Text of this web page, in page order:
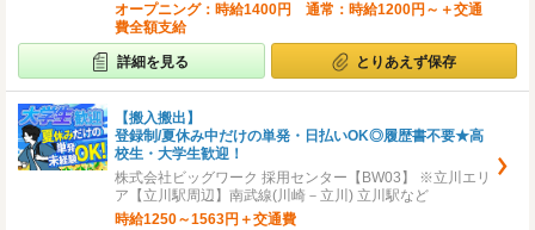
オープニング：時給1400円 通常：時給1200円～＋交通
費全額支給
詳細を見る とりあえず保存
【搬入搬出】
登録制/夏休み中だけの単発・日払いOK◎履歴書不要★高
校生・大学生歓迎！
株式会社ビッグワーク 採用センター【BW03】 ※立川エリ
ア【立川駅周辺】南武線(川崎－立川) 立川駅など
時給1250～1563円＋交通費